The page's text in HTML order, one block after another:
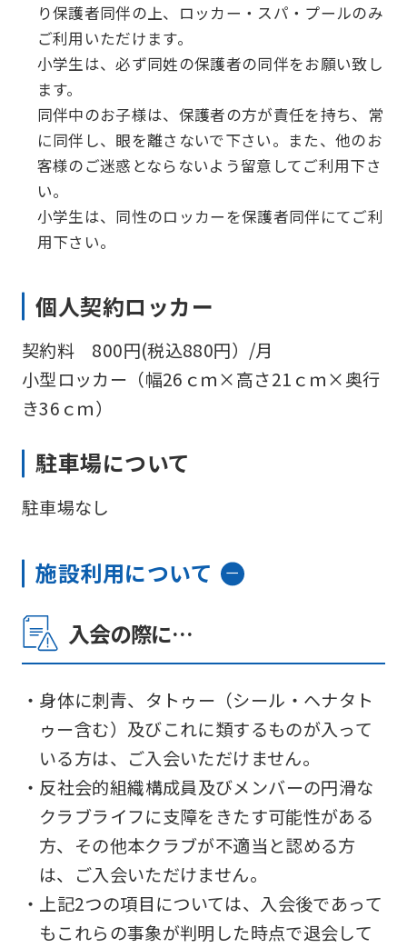
り保護者同伴の上、ロッカー・スパ・プールのみ
ご利用いただけます。
小学生は、必ず同姓の保護者の同伴をお願い致し
ます。
同伴中のお子様は、保護者の方が責任を持ち、常
に同伴し、眼を離さないで下さい。また、他のお
客様のご迷惑とならないよう留意してご利用下さ
い。
小学生は、同性のロッカーを保護者同伴にてご利
用下さい。
個人契約ロッカー
契約料 800円(税込880円）/月
小型ロッカー（幅26ｃｍ×高さ21ｃｍ×奥行
き36ｃｍ）
駐車場について
駐車場なし
施設利用について
入会の際に…
・身体に刺青、タトゥー（シール・ヘナタト
ゥー含む）及びこれに類するものが入って
いる方は、ご入会いただけません。
・反社会的組織構成員及びメンバーの円滑な
クラブライフに支障をきたす可能性がある
方、その他本クラブが不適当と認める方
は、ご入会いただけません。
・上記2つの項目については、入会後であって
もこれらの事象が判明した時点で退会して